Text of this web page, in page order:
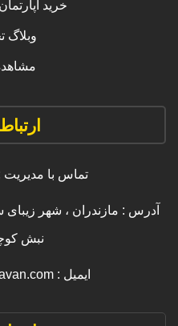
خرید
تماس با مدیریت : ۳۸ ۲۲۲۲۲
آدرس : مازندران ، شهر
نبش
ایمیل : info [@] amlak-navan.com